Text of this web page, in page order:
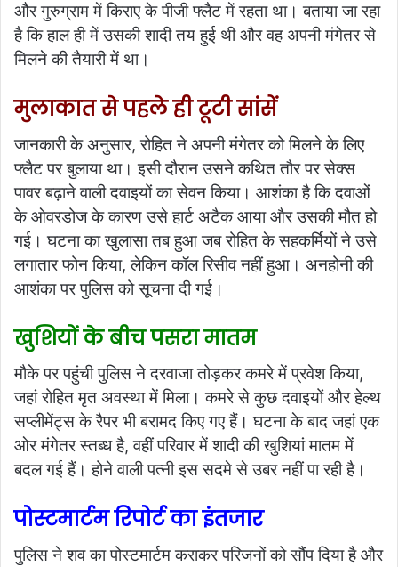
और गुरुग्राम में किराए के पीजी फ्लैट में रहता था। बताया जा रहा
है कि हाल ही में उसकी शादी तय हुई थी और वह अपनी मंगेतर से
मिलने की तैयारी में था।
मुलाकात से पहले ही टूटी सांसें
जानकारी के अनुसार, रोहित ने अपनी मंगेतर को मिलने के लिए
फ्लैट पर बुलाया था। इसी दौरान उसने कथित तौर पर सेक्स
पावर बढ़ाने वाली दवाइयों का सेवन किया। आशंका है कि दवाओं
के ओवरडोज के कारण उसे हार्ट अटैक आया और उसकी मौत हो
गई। घटना का खुलासा तब हुआ जब रोहित के सहकर्मियों ने उसे
लगातार फोन किया, लेकिन कॉल रिसीव नहीं हुआ। अनहोनी की
आशंका पर पुलिस को सूचना दी गई।
खुशियों के बीच पसरा मातम
मौके पर पहुंची पुलिस ने दरवाजा तोड़कर कमरे में प्रवेश किया,
जहां रोहित मृत अवस्था में मिला। कमरे से कुछ दवाइयों और हेल्थ
सप्लीमेंट्स के रैपर भी बरामद किए गए हैं। घटना के बाद जहां एक
ओर मंगेतर स्तब्ध है, वहीं परिवार में शादी की खुशियां मातम में
बदल गई हैं। होने वाली पत्नी इस सदमे से उबर नहीं पा रही है।
पोस्टमार्टम रिपोर्ट का इंतजार
पुलिस ने शव का पोस्टमार्टम कराकर परिजनों को सौंप दिया है और